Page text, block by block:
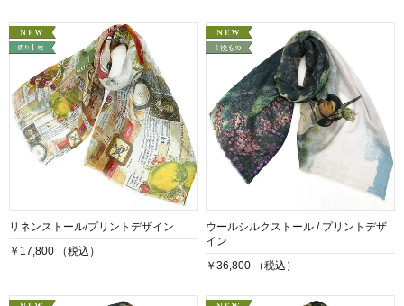
リネンストール/プリントデザイン
￥17,800 （税込）
ウールシルクストール / プリントデザ
イン
￥36,800 （税込）